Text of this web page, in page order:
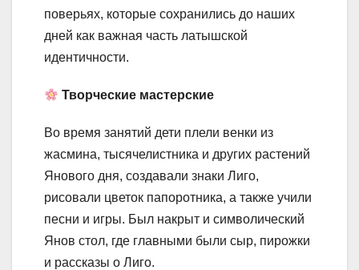
поверьях, которые сохранились до наших
дней как важная часть латышской
идентичности.
Творческие мастерские
Во время занятий дети плели венки из
жасмина, тысячелистника и других растений
Янового дня, создавали знаки Лиго,
рисовали цветок папоротника, а также учили
песни и игры. Был накрыт и символический
Янов стол, где главными были сыр, пирожки
и рассказы о Лиго.